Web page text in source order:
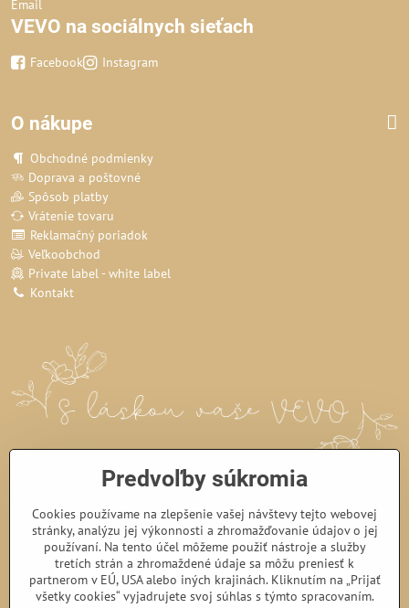
VEVO na sociálnych sieťach
Facebook Instagram
O nákupe
Obchodné podmienky
Doprava a poštovné
Spôsob platby
Vrátenie tovaru
Reklamačný poriadok
Veľkoobchod
Private label - white label
Kontakt
Predvoľby súkromia
Cookies používame na zlepšenie vašej návštevy tejto webovej
stránky, analýzu jej výkonnosti a zhromažďovanie údajov o jej
používaní. Na tento účel môžeme použiť nástroje a služby
tretích strán a zhromaždené údaje sa môžu preniesť k
partnerom v EÚ, USA alebo iných krajinách. Kliknutím na „Prijať
všetky cookies“ vyjadrujete svoj súhlas s týmto spracovaním.